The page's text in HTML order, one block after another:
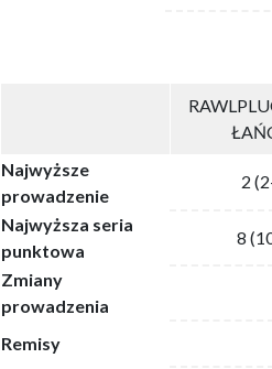
Najwyższe
prowadzenie
2
Najwyższa seria
punktowa
8
Zmiany
prowadzenia
Remisy